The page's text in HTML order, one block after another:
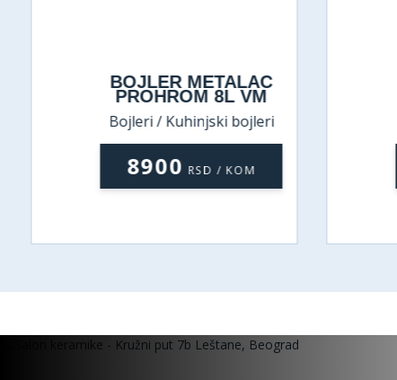
BOJLER METALAC
PROHROM 8L VM
Bojleri / Kuhinjski bojleri
8900 RSD / KOM